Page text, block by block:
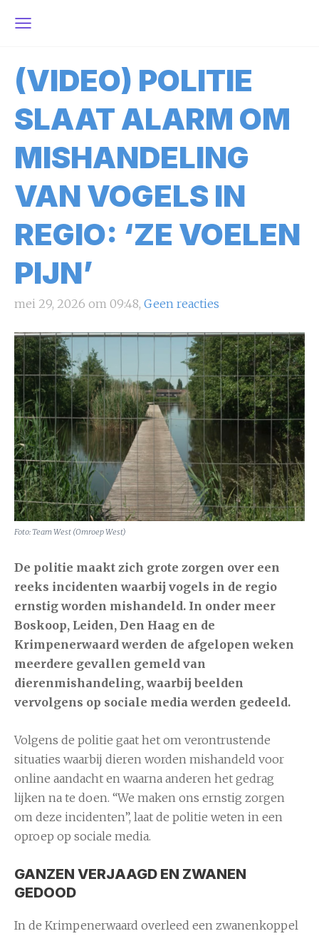
(VIDEO) POLITIE
SLAAT ALARM OM
MISHANDELING
VAN VOGELS IN
REGIO: ‘ZE VOELEN
PIJN’
mei 29, 2026 om 09:48, Geen reacties
Foto: Team West (Omroep West)
De politie maakt zich grote zorgen over een
reeks incidenten waarbij vogels in de regio
ernstig worden mishandeld. In onder meer
Boskoop, Leiden, Den Haag en de
Krimpenerwaard werden de afgelopen weken
meerdere gevallen gemeld van
dierenmishandeling, waarbij beelden
vervolgens op sociale media werden gedeeld.
Volgens de politie gaat het om verontrustende
situaties waarbij dieren worden mishandeld voor
online aandacht en waarna anderen het gedrag
lijken na te doen. “We maken ons ernstig zorgen
om deze incidenten”, laat de politie weten in een
oproep op sociale media.
GANZEN VERJAAGD EN ZWANEN
GEDOOD
In de Krimpenerwaard overleed een zwanenkoppel